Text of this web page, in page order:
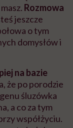
Rozmowa
jeszcze
o tym
domysłów i
na bazie
że po porodzie
śluzówka
a co za tym
współżyciu.